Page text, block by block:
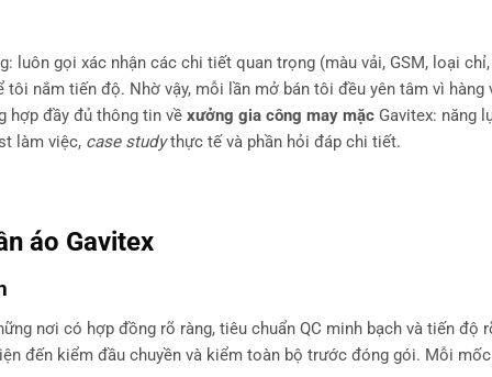
luôn gọi xác nhận các chi tiết quan trọng (màu vải, GSM, loại
nắm tiến độ. Nhờ vậy, mỗi lần mở bán tôi đều yên tâm vì hàng
hợp đầy đủ thông tin về xưởng gia công may mặc Gavitex: năng
làm việc, case studythực tế và phần hỏi đáp chi tiết.
áo Gavitex
nơi có hợp đồng rõ ràng, tiêu chuẩn QC minh bạch và tiến độ
đến kiểm đầu chuyền và kiểm toàn bộ trước đóng gói. Mỗi